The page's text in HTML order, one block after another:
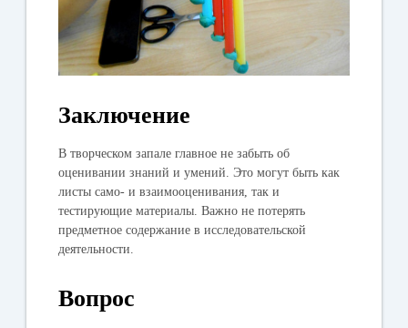
Заключение
В творческом запале главное не забыть об
оценивании знаний и умений. Это могут быть как
листы само- и взаимооценивания, так и
тестирующие материалы. Важно не потерять
предметное содержание в исследовательской
деятельности.
Вопрос